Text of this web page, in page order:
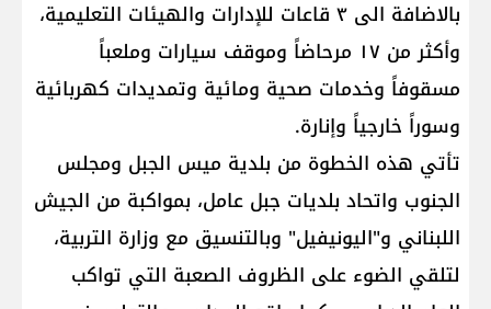
بالاضافة الى ٣ قاعات للإدارات والهيئات التعليمية،
وأكثر من ١٧ مرحاضاً وموقف سيارات وملعباً
مسقوفاً وخدمات صحية ومائية وتمديدات كهربائية
وسوراً خارجياً وإنارة.
تأتي هذه الخطوة من بلدية ميس الجبل ومجلس
الجنوب واتحاد بلديات جبل عامل، بمواكبة من الجيش
اللبناني و"اليونيفيل" وبالتنسيق مع وزارة التربية،
لتلقي الضوء على الظروف الصعبة التي تواكب